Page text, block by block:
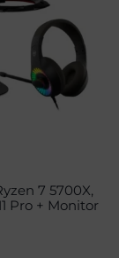
7 5700X,
Pro + Monitor